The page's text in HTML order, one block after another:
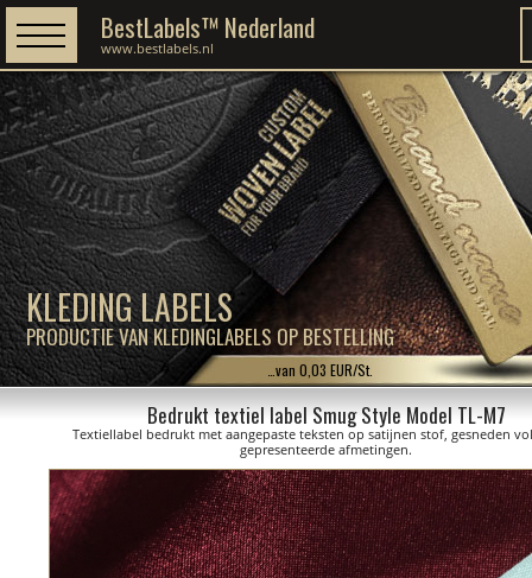
KLEDING LABELS
PRODUCTIE VAN KLEDINGLABELS OP BESTELLING
BestLabels™ Nederland
www.bestlabels.nl
…van 0,03 EUR/St.
Bedrukt textiel label Smug Style Model TL-M7
Textiellabel bedrukt met aangepaste teksten op satijnen stof, gesneden
gepresenteerde afmetingen.